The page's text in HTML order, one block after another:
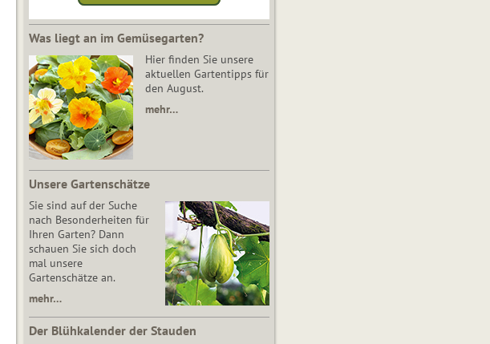
Was liegt an im Gemüsegarten?
Hier finden Sie unsere
aktuellen Gartentipps für
den August.
mehr…
Unsere Gartenschätze
Sie sind auf der Suche
nach Besonderheiten für
Ihren Garten? Dann
schauen Sie sich doch
mal unsere
Gartenschätze an.
mehr…
Der Blühkalender der Stauden